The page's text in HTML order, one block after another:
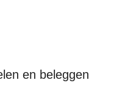
en beleggen